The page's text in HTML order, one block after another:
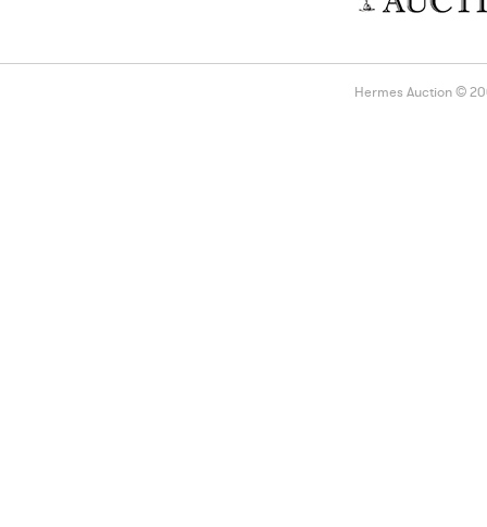
Hermes Auction ©